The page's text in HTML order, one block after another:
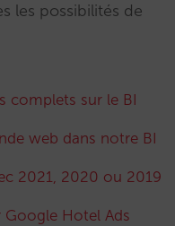
les possibilités de
complets sur le BI
web dans notre BI
2021, 2020 ou 2019
Hotel Ads